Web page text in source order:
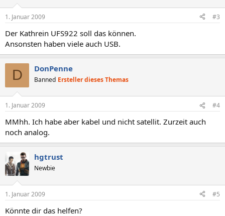
1. Januar 2009 #3
Der Kathrein UFS922 soll das können.
Ansonsten haben viele auch USB.
D DonPenne
Banned Ersteller dieses Themas
1. Januar 2009 #4
MMhh. Ich habe aber kabel und nicht satellit. Zurzeit auch
noch analog.
hgtrust
Newbie
1. Januar 2009 #5
Könnte dir das helfen?